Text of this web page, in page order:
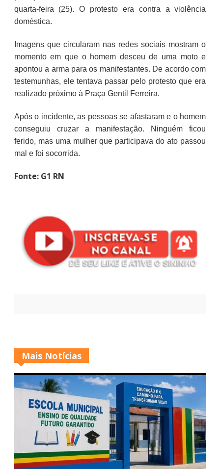
quarta-feira (25). O protesto era contra a violência
doméstica.
Imagens que circularam nas redes sociais mostram o
momento em que o homem desceu de uma moto e
apontou a arma para os manifestantes. De acordo com
testemunhas, ele tentava passar pelo protesto que era
realizado próximo à Praça Gentil Ferreira.
Após o incidente, as pessoas se afastaram e o homem
conseguiu cruzar a manifestação. Ninguém ficou
ferido, mas uma mulher que participava do ato passou
mal e foi socorrida.
Fonte: G1 RN
Mais Notícias